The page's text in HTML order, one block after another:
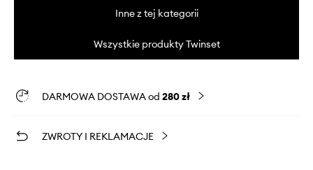
Inne z tej kategorii
Wszystkie produkty Twinset
DARMOWA DOSTAWA od 280 zł
ZWROTY I REKLAMACJE